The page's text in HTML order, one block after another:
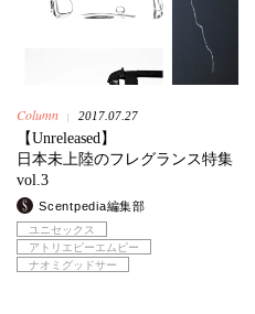
Column 2017.07.27
【Unreleased】
日本未上陸のフレグランス特集
vol.3
Scentpedia編集部
ユニセックス
アトリエピーエムピー
ナオミグッドサー